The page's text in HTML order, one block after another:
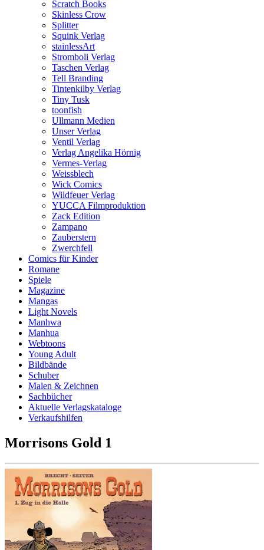
Scratch Books
Skinless Crow
Splitter
Squink Verlag
stainlessArt
Stromboli Verlag
Taschen Verlag
Tell Branding
Tintenkilby Verlag
Tiny Tusk
toonfish
Ullmann Medien
Unser Verlag
Ventil Verlag
Verlag Angelika Hörnig
Vermes-Verlag
Weissblech
Wick Comics
Wildfeuer Verlag
YUCCA Filmproduktion
Zack Edition
Zampano
Zauberstern
Zwerchfell
Comics für Kinder
Romane
Spiele
Magazine
Mangas
Light Novels
Manhwa
Manhua
Webtoons
Young Adult
Bildbände
Schuber
Malen & Zeichnen
Sachbücher
Aktuelle Verlagskataloge
Verkaufshilfen
Morrisons Gold 1